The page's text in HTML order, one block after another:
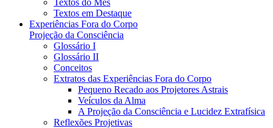
Textos do Mês
Textos em Destaque
Experiências Fora do Corpo
Projeção da Consciência
Glossário I
Glossário II
Conceitos
Extratos das Experiências Fora do Corpo
Pequeno Recado aos Projetores Astrais
Veículos da Alma
A Projeção da Consciência e Lucidez Extrafísica
Reflexões Projetivas